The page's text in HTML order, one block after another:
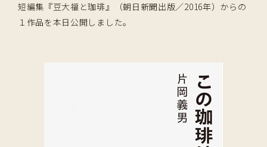
短編集『豆大福と珈琲』（朝日新聞出版／2016年）からの
１作品を本日公開しました。